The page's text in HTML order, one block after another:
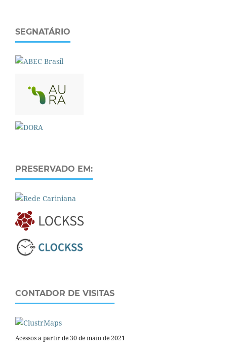
SEGNATÁRIO
PRESERVADO EM:
CONTADOR DE VISITAS
Acessos a partir de 30 de maio de 2021